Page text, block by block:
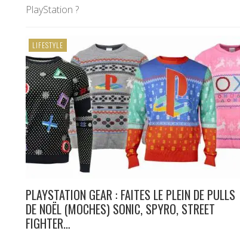
PlayStation ?
LIFESTYLE
PLAYSTATION GEAR : FAITES LE PLEIN DE PULLS
DE NOËL (MOCHES) SONIC, SPYRO, STREET
FIGHTER…